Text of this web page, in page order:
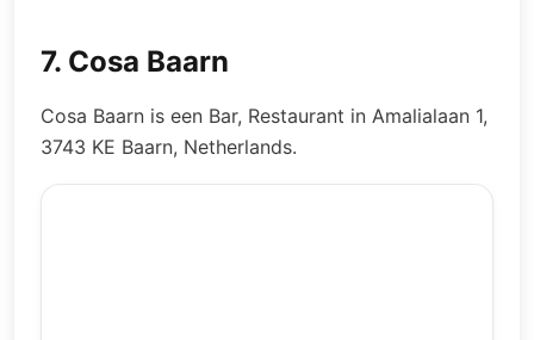
7. Cosa Baarn
Cosa Baarn is een Bar, Restaurant in Amalialaan 1,
3743 KE Baarn, Netherlands.